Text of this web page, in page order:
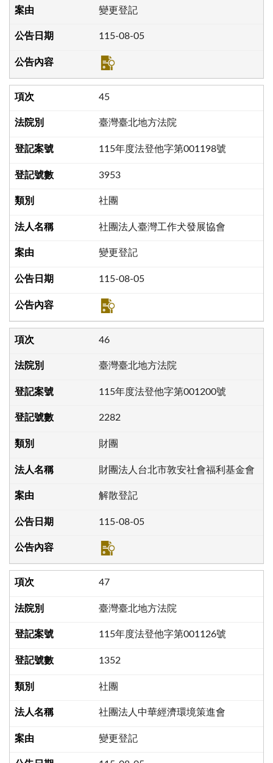
變更登記
115-08-05
45
臺灣臺北地方法院
115年度法登他字第001198號
3953
社團
社團法人臺灣工作犬發展協會
變更登記
115-08-05
46
臺灣臺北地方法院
115年度法登他字第001200號
2282
財團
財團法人台北市敦安社會福利基金會
解散登記
115-08-05
47
臺灣臺北地方法院
115年度法登他字第001126號
1352
社團
社團法人中華經濟環境策進會
變更登記